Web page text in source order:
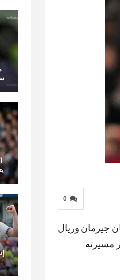
0
جيرمان وريال
مسيرته